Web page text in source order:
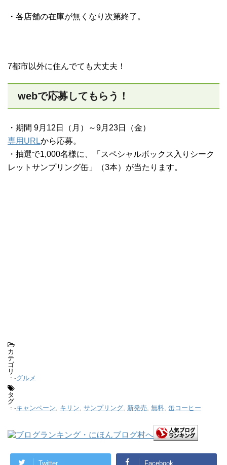
・各店舗の在庫が無くなり次第終了。
7都市以外に住んでても大丈夫！
webで応募してもらう！
・期間 9月12日（月）～9月23日（金）
専用URLから応募。
・抽選で1,000名様に、「スペシャルボックス入りシーク
レットサンプリング缶」（3本）が当たります。
カ
テ
ゴ
リ
: -グルメ
タ
グ
: -キャンペーン, キリン, サンプリング, 新発売, 無料, 缶コーヒー
Twitter Facebook